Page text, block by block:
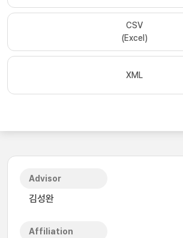
CSV
(Excel)
XML
Advisor
김성완
Affiliation